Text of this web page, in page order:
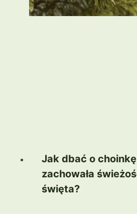
Jak dbać o
zachowała
święta?